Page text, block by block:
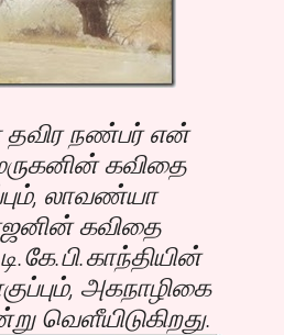
நண்பர் என்
கவிதை
லாவண்யா
கவிதை
அகநாழிகை
வெளீயிடுகிறது.